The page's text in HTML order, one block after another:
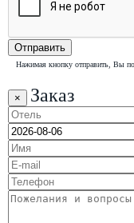
Нажимая кнопку отправить, Вы
× Заказ